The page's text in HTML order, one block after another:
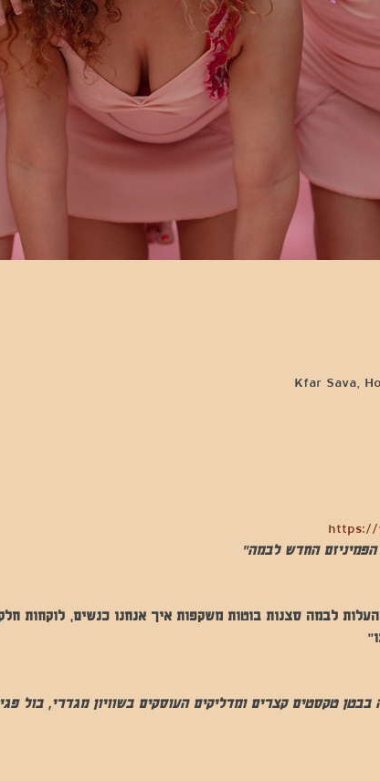
https://
הפמיניזם החדש לבמה"
לבמה סצנות בוטות משקפות איך אנחנו כנשים, לוקחות חלק
טקסטים קצרים ומדליקים העוסקים בשוויון מגדרי, בול